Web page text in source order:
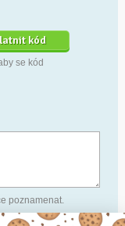
se kód
poznamenat.